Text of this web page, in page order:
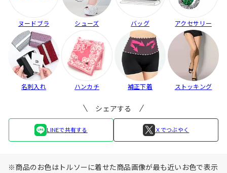
ヌードブラ シューズ バッグ アクセサリー
名刺入れ ハンカチ 補正下着 ストッキング
シェアする
LINEで共有する Ｘでつぶやく
※商品のお色はトルソーに着せた商品画像が最も近いお色で表示